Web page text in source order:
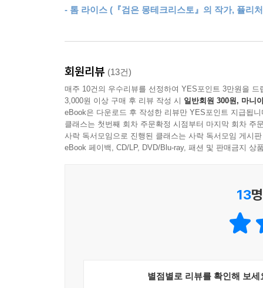
유대인에 대한 테러가 일어날 때마다 언론에서
수 없었다는 이야기로 서문을 열고 있는 저자는
미래가 없었고(즉, 죽었고) 그 일기에 안네가 수용
수 있었기 때문이라고 말한다. 반면 『안네의 일
같은 삶을 ‘고스란히’ 기록한 잘만 그라도프스키
불꽃이 양 눈구멍에서 깜빡거린다. 이것들은 뇌
세계가, 재로 변했다. […] 5000명의 사람들이,
2장은 ‘유대교의 유산이 담긴 하얼빈의 명소들’
살해당하거나 국외로 추방당했다. 하나의 도시
- 톰 라이스 (『검은 몽테크리스토』의 작가, 퓰리
회원리뷰 (13건)
매주 10건의 우수리뷰를 선정하여 YES포인트 3만원을 드
3,000원 이상 구매 후 리뷰 작성 시 일반회원 300원, 마니
eBook은 다운로드 후 작성한 리뷰만 YES포인트 지급됩니
클래스는 첫번째 회차 주문확정 시점부터 마지막 회차 주
사락 독서모임으로 진행된 클래스는 사락 독서모임 게시
eBook 페이백, CD/LP, DVD/Blu-ray, 패션 및 판매금지 상
13
별점별로 리뷰를 확인해 보세